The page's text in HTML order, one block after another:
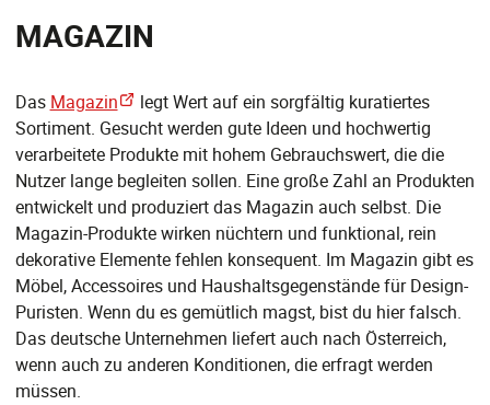
MAGAZIN
Das Magazin
legt Wert auf ein sorgfältig kuratiertes
Sortiment. Gesucht werden gute Ideen und hochwertig
verarbeitete Produkte mit hohem Gebrauchswert, die die
Nutzer lange begleiten sollen. Eine große Zahl an Produkten
entwickelt und produziert das Magazin auch selbst. Die
Magazin-Produkte wirken nüchtern und funktional, rein
dekorative Elemente fehlen konsequent. Im Magazin gibt es
Möbel, Accessoires und Haushaltsgegenstände für Design-
Puristen. Wenn du es gemütlich magst, bist du hier falsch.
Das deutsche Unternehmen liefert auch nach Österreich,
wenn auch zu anderen Konditionen, die erfragt werden
müssen.